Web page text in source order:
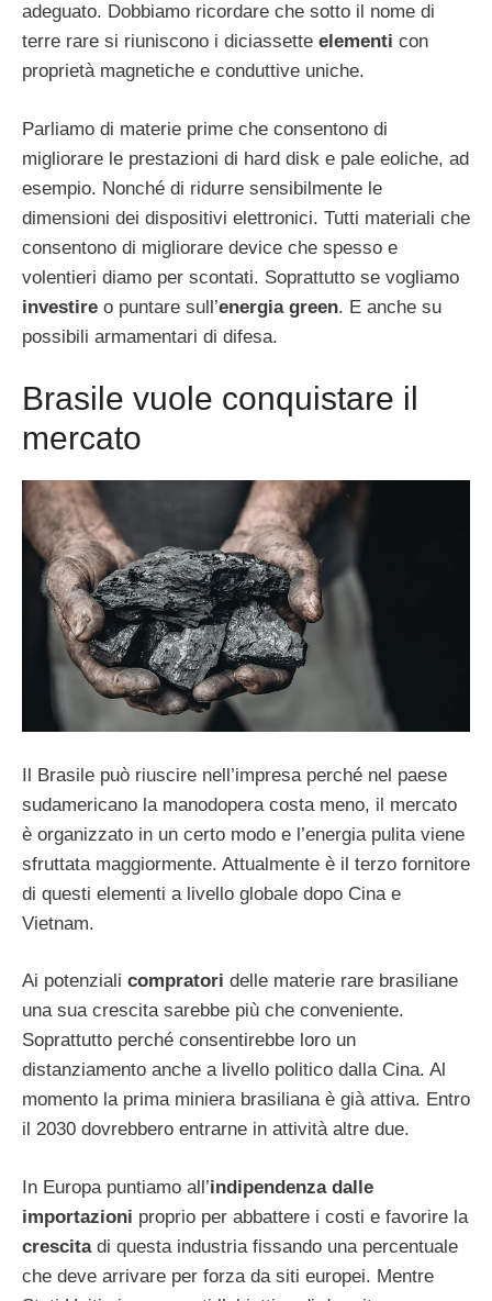
adeguato. Dobbiamo ricordare che sotto il nome di
terre rare si riuniscono i diciassette elementi con
proprietà magnetiche e conduttive uniche.
Parliamo di materie prime che consentono di
migliorare le prestazioni di hard disk e pale eoliche, ad
esempio. Nonché di ridurre sensibilmente le
dimensioni dei dispositivi elettronici. Tutti materiali che
consentono di migliorare device che spesso e
volentieri diamo per scontati. Soprattutto se vogliamo
investire o puntare sull’energia green. E anche su
possibili armamentari di difesa.
Brasile vuole conquistare il
mercato
Il Brasile può riuscire nell’impresa perché nel paese
sudamericano la manodopera costa meno, il mercato
è organizzato in un certo modo e l’energia pulita viene
sfruttata maggiormente. Attualmente è il terzo fornitore
di questi elementi a livello globale dopo Cina e
Vietnam.
Ai potenziali compratori delle materie rare brasiliane
una sua crescita sarebbe più che conveniente.
Soprattutto perché consentirebbe loro un
distanziamento anche a livello politico dalla Cina. Al
momento la prima miniera brasiliana è già attiva. Entro
il 2030 dovrebbero entrarne in attività altre due.
In Europa puntiamo all’indipendenza dalle
importazioni proprio per abbattere i costi e favorire la
crescitadi questa industria fissando una percentuale
che deve arrivare per forza da siti europei. Mentre